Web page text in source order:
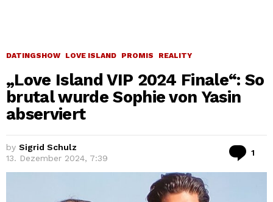
DATINGSHOW LOVE ISLAND PROMIS REALITY
„Love Island VIP 2024 Finale“: So
brutal wurde Sophie von Yasin
abserviert
by Sigrid Schulz
13. Dezember 2024, 7:39
1